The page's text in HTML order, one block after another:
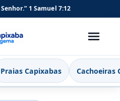
1 Samuel 7:12
da Gema
Praias Capixabas Cachoeiras